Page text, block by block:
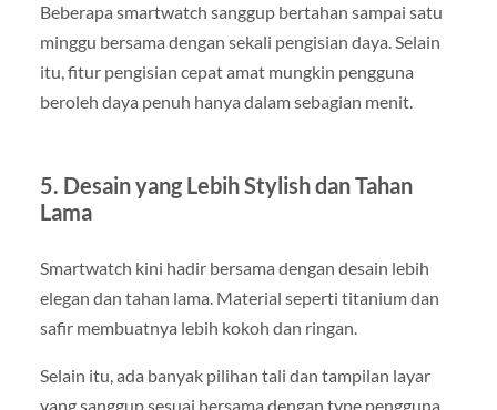
Beberapa smartwatch sanggup bertahan sampai satu
minggu bersama dengan sekali pengisian daya. Selain
itu, fitur pengisian cepat amat mungkin pengguna
beroleh daya penuh hanya dalam sebagian menit.
5. Desain yang Lebih Stylish dan Tahan
Lama
Smartwatch kini hadir bersama dengan desain lebih
elegan dan tahan lama. Material seperti titanium dan
safir membuatnya lebih kokoh dan ringan.
Selain itu, ada banyak pilihan tali dan tampilan layar
yang sanggup sesuai bersama dengan type pengguna.